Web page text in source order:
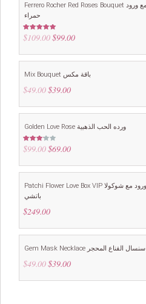
Ferrero Rocher Red Roses Bouquet باقة فريرو روشيه مع ورود
حمراء
Rated 5.00
out of 5
$109.00 Original
was:
$99.00Current
is:
Mix Bouquet باقة مكس
$49.00 Original
was:
$39.00Current
is:
Golden Love Rose ورده الحب الذهبية
Rated
3.00
5
$99.00 Original
was:
$69.00Current
is:
Patchi Flower Love Box VIP بوكس قلب حب ورود مع شوكولا
باتشي
$249.00
Gem Mask Necklace سنسال القناع المحجر
$49.00 Original
was:
$39.00Current
is: